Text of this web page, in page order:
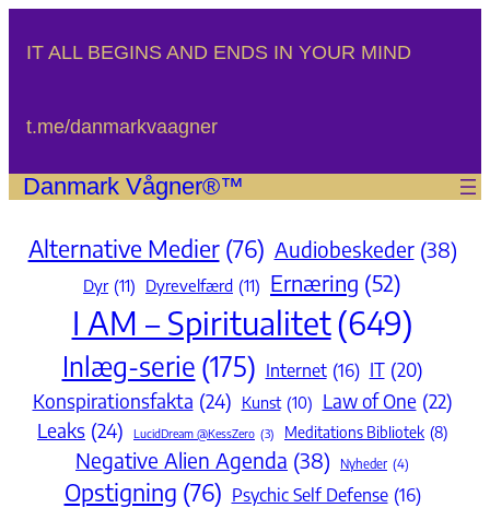
IT ALL BEGINS AND ENDS IN YOUR MIND
t.me/danmarkvaagner
Danmark Vågner®™
Alternative Medier (76) Audiobeskeder (38)
Dyr (11) Dyrevelfærd (11) Ernæring (52)
I AM – Spiritualitet(649)
Inlæg-serie (175) Internet (16) IT (20)
Konspirationsfakta (24) Kunst (10) Law of One (22)
Leaks (24) LucidDream @KessZero (3) Meditations Bibliotek (8)
Negative Alien Agenda (38) Nyheder (4)
Opstigning (76) Psychic Self Defense (16)